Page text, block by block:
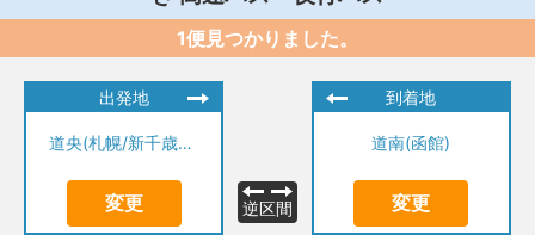
1便見つかりました。
出発地
道央(札幌/新千歳空港)
変更 逆区間
到着地
道南(函館)
変更